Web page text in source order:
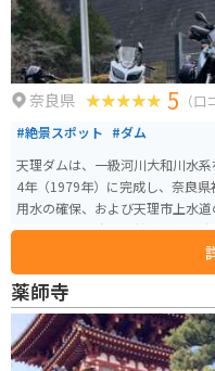
奈良県 5 （口
#絶景スポット #ダム
天理ダムは、一級河川大和川水
4年（1979年）に完成し、奈良
用水の確保、および天理市上水
高は60mで、春には桜の絶景が広が
ムの周辺には「レイクパーク」
や駐車場が整備されています。
を楽しむ訪問者で賑わいます。
割を果たしており、天理市の上
ています。バイクの撮影はダム
トです。
薬師寺